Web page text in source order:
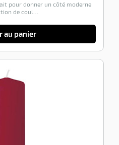
pour donner un côté moderne
de coul…
au panier